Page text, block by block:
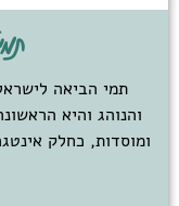
תמי הביאה
והנוהג והיא
ומוסדות, כחלק